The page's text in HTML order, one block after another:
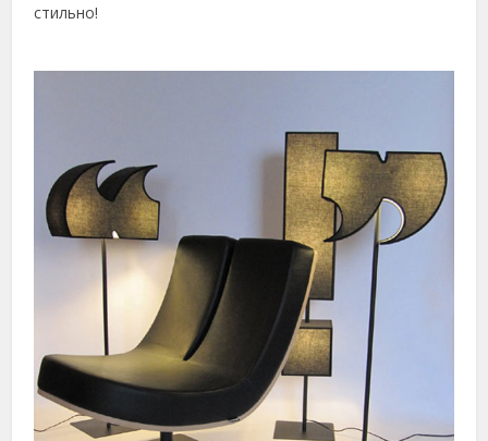
стильно!